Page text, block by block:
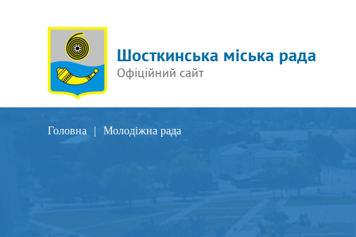
Шосткинська міська рада
Офіційний сайт
Головна Молодіжна рада